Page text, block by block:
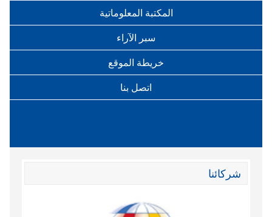
المكتبة المعلوماتية
سبر الآراء
خريطة الموقع
اتصل بنا
شركائنا